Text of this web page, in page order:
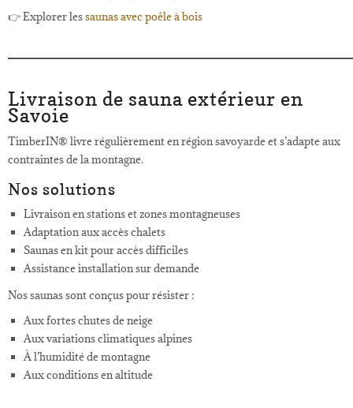
👉 Explorer lessaunas avec poêle à bois
Livraison de sauna extérieur en
Savoie
TimberIN® livre régulièrement en région savoyarde et s’adapte aux
contraintes de la montagne.
Nos solutions
Livraison en stations et zones montagneuses
Adaptation aux accès chalets
Saunas en kit pour accès difficiles
Assistance installation sur demande
Nos saunas sont conçus pour résister :
Aux fortes chutes de neige
Aux variations climatiques alpines
À l’humidité de montagne
Aux conditions en altitude